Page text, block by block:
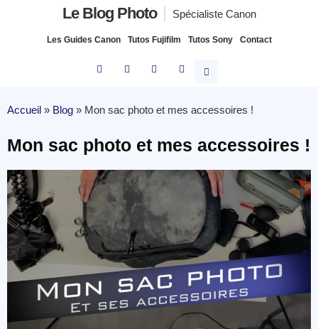
Le Blog Photo Spécialiste Canon
Les Guides Canon Tutos Fujifilm Tutos Sony Contact
Accueil » Blog » Mon sac photo et mes accessoires !
Mon sac photo et mes accessoires !